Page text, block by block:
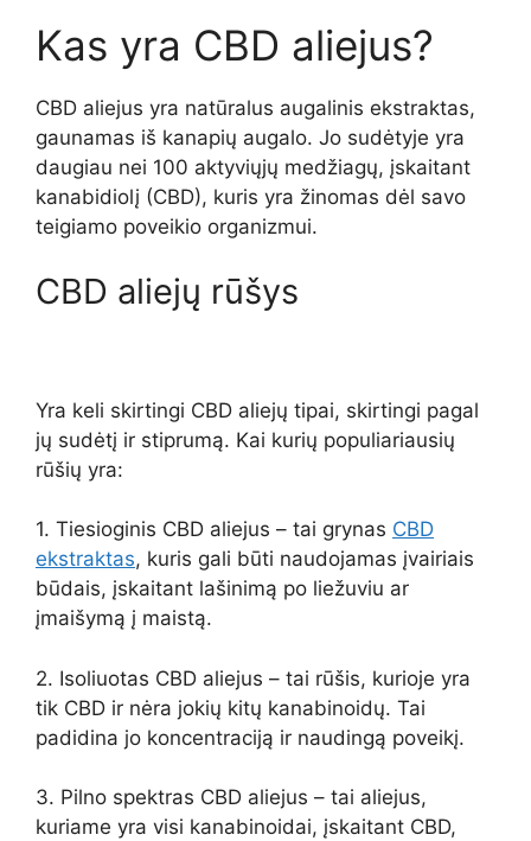
Kas yra CBD aliejus?
CBD aliejus yra natūralus augalinis ekstraktas,
gaunamas iš kanapių augalo. Jo sudėtyje yra
daugiau nei 100 aktyviųjų medžiagų, įskaitant
kanabidiolį (CBD), kuris yra žinomas dėl savo
teigiamo poveikio organizmui.
CBD aliejų rūšys
Yra keli skirtingi CBD aliejų tipai, skirtingi pagal
jų sudėtį ir stiprumą. Kai kurių populiariausių
rūšių yra:
1. Tiesioginis CBD aliejus – tai grynas CBD
ekstraktas, kuris gali būti naudojamas įvairiais
būdais, įskaitant lašinimą po liežuviu ar
įmaišymą į maistą.
2. Isoliuotas CBD aliejus – tai rūšis, kurioje yra
tik CBD ir nėra jokių kitų kanabinoidų. Tai
padidina jo koncentraciją ir naudingą poveikį.
3. Pilno spektras CBD aliejus – tai aliejus,
kuriame yra visi kanabinoidai, įskaitant CBD,